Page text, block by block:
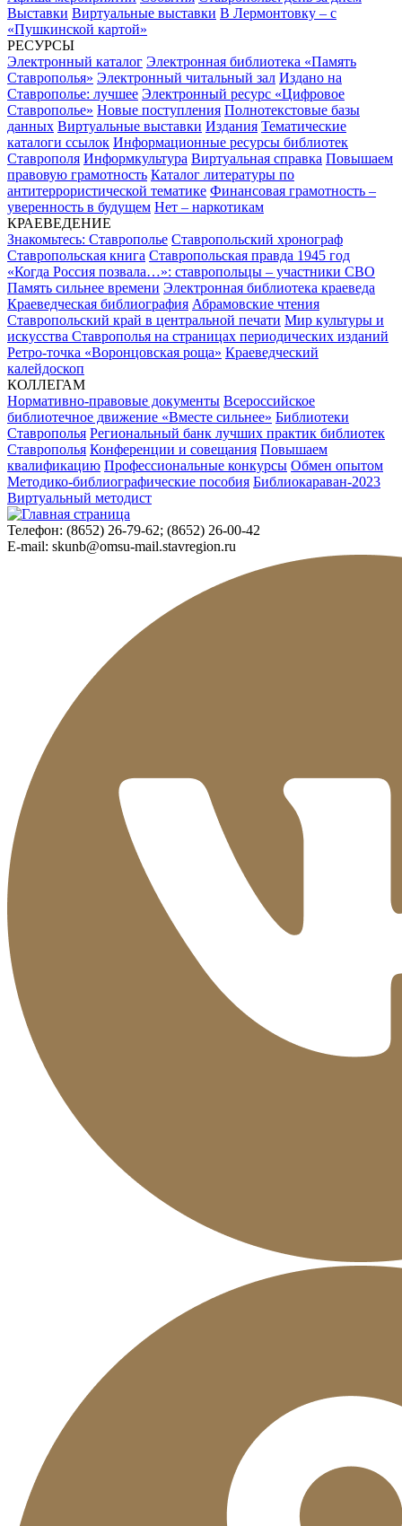
Выставки Виртуальные выставки В Лермонтовку – с
«Пушкинской картой»
РЕСУРСЫ
Электронный каталог Электронная библиотека «Память
Ставрополья» Электронный читальный зал Издано на
Ставрополье: лучшее Электронный ресурс «Цифровое
Ставрополье» Новые поступления Полнотекстовые базы
данных Виртуальные выставки Издания Тематические
каталоги ссылок Информационные ресурсы библиотек
Ставрополя Информкультура Виртуальная справка Повышаем
правовую грамотность Каталог литературы по
антитеррористической тематике Финансовая грамотность –
уверенность в будущем Нет – наркотикам
КРАЕВЕДЕНИЕ
Знакомьтесь: Ставрополье Ставропольский хронограф
Ставропольская книга Ставропольская правда 1945 год
«Когда Россия позвала…»: ставропольцы – участники СВО
Память сильнее времени Электронная библиотека краеведа
Краеведческая библиография Абрамовские чтения
Ставропольский край в центральной печати Мир культуры и
искусства Ставрополья на страницах периодических изданий
Ретро-точка «Воронцовская роща» Краеведческий
калейдоскоп
КОЛЛЕГАМ
Нормативно-правовые документы Всероссийское
библиотечное движение «Вместе сильнее» Библиотеки
Ставрополья Региональный банк лучших практик библиотек
Ставрополья Конференции и совещания Повышаем
квалификацию Профессиональные конкурсы Обмен опытом
Методико-библиографические пособия Библиокараван-2023
Виртуальный методист
Телефон: (8652) 26-79-62; (8652) 26-00-42
E-mail: skunb@omsu-mail.stavregion.ru